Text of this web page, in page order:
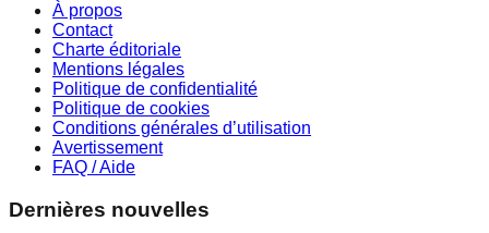
À propos
Contact
Charte éditoriale
Mentions légales
Politique de confidentialité
Politique de cookies
Conditions générales d’utilisation
Avertissement
FAQ / Aide
Dernières nouvelles